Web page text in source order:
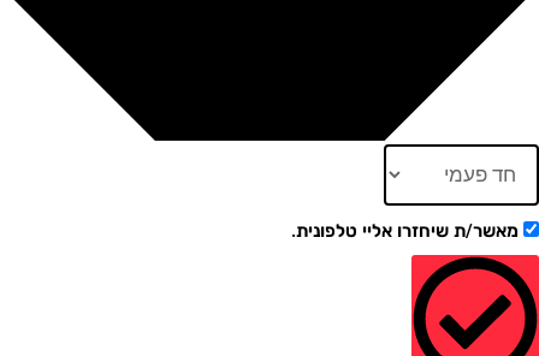
ת שיחזרו אליי טלפונית.